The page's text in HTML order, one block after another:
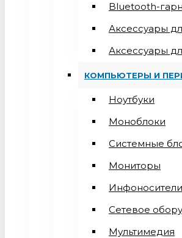
Bluetooth-
Аксессуары
Аксессуары
КОМПЬЮТЕРЫ И
Ноутбуки
Моноблоки
Системные
Мониторы
Инфоносители
Сетевое
Мультимедия